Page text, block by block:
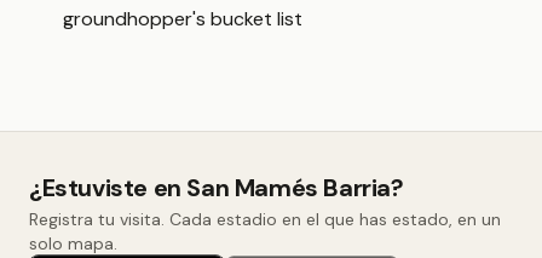
groundhopper's bucket list
¿Estuviste en San Mamés Barria?
Registra tu visita. Cada estadio en el que has estado, en un
solo mapa.